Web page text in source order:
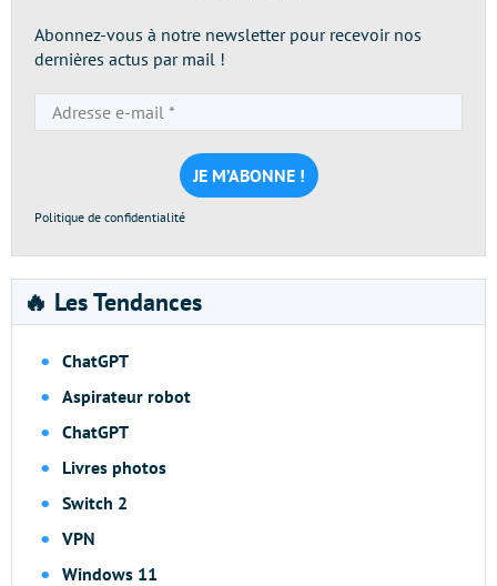
Abonnez-vous à notre newsletter pour recevoir nos
dernières actus par mail !
e-
mail
*
Politique de confidentialité
🔥 Les Tendances
ChatGPT
Aspirateur robot
ChatGPT
Livres photos
Switch 2
VPN
Windows 11